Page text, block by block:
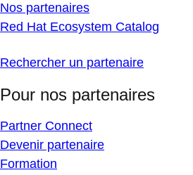
Nos partenaires
Red Hat Ecosystem Catalog
Rechercher un partenaire
Pour nos partenaires
Partner Connect
Devenir partenaire
Formation